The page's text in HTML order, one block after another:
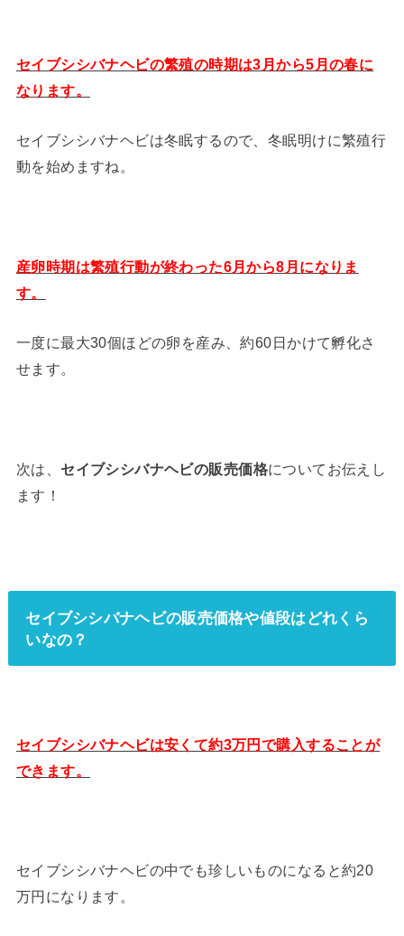
セイブシシバナヘビの繁殖の時期は3月から5月の春に
なります。
セイブシシバナヘビは冬眠するので、冬眠明けに繁殖行
動を始めますね。
産卵時期は繁殖行動が終わった6月から8月になりま
す。
一度に最大30個ほどの卵を産み、約60日かけて孵化さ
せます。
次は、 セイブシシバナヘビの販売価格についてお伝えし
ます！
セイブシシバナヘビの販売価格や値段はどれくら
いなの？
セイブシシバナヘビは安くて約3万円で購入することが
できます。
セイブシシバナヘビの中でも珍しいものになると約20
万円になります。